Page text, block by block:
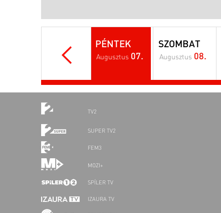
PÉNTEK
Augusztus 07.
SZOMBAT
Augusztus 08.
TV2
SUPER TV2
FEM3
MOZI+
SPÍLER TV
IZAURA TV